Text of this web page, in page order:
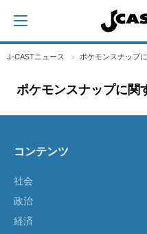
J-CASTニュース ポケモンスナップ
ポケモンスナップに関
コンテンツ
社会
政治
経済